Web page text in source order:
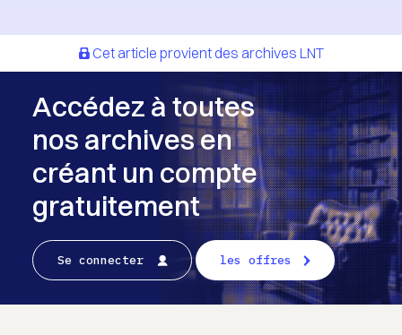
Cet article provient des archives LNT
Accédez à toutes
nos archives en
créant un compte
gratuitement
Se connecter les offres